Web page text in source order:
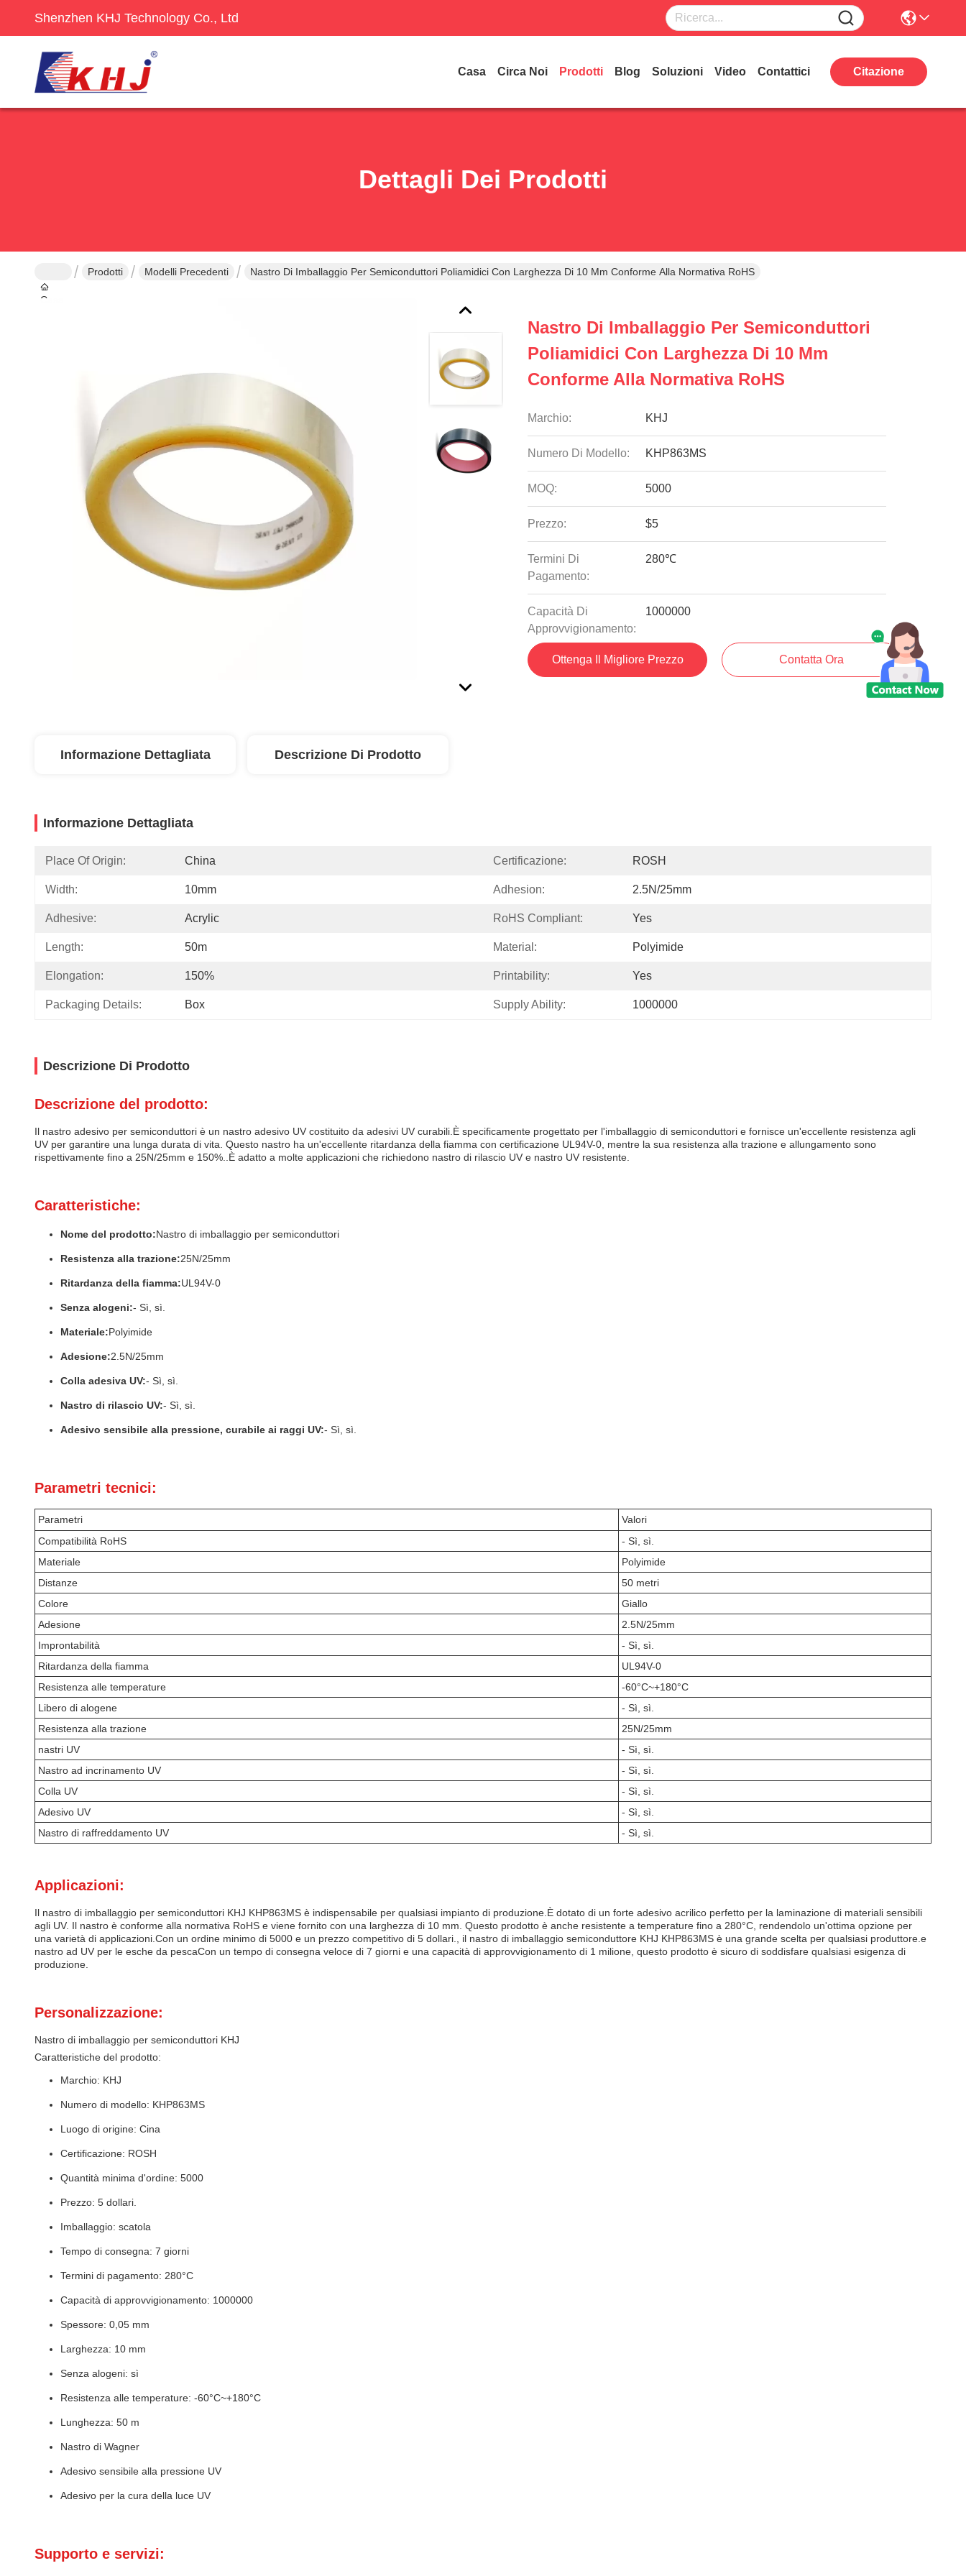
Shenzhen KHJ Technology Co., Ltd
Casa Circa Noi Prodotti Blog Soluzioni Video Contattici Citazione
Dettagli Dei Prodotti
Casa
Prodotti Modelli Precedenti Nastro Di Imballaggio Per Semiconduttori Poliamidici Con Larghezza Di 10 Mm Conforme Alla Normativa RoHS
Nastro Di Imballaggio Per Semiconduttori
Poliamidici Con Larghezza Di 10 Mm
Conforme Alla Normativa RoHS
Marchio: KHJ
Numero Di Modello: KHP863MS
MOQ: 5000
Prezzo: $5
Termini Di
Pagamento:
280℃
Capacità Di
Approvvigionamento:
1000000
Ottenga Il Migliore Prezzo Contatta Ora
Informazione Dettagliata Descrizione Di Prodotto
Informazione Dettagliata
Place Of Origin: China Certificazione: ROSH
Width: 10mm Adhesion: 2.5N/25mm
Adhesive: Acrylic RoHS Compliant: Yes
Length: 50m Material: Polyimide
Elongation: 150% Printability: Yes
Packaging Details: Box Supply Ability: 1000000
Descrizione Di Prodotto
Descrizione del prodotto:
Il nastro adesivo per semiconduttori è un nastro adesivo UV costituito da adesivi UV curabili.È specificamente progettato per l'imballaggio di semiconduttori e fornisce un'eccellente resistenza agli
UV per garantire una lunga durata di vita. Questo nastro ha un'eccellente ritardanza della fiamma con certificazione UL94V-0, mentre la sua resistenza alla trazione e allungamento sono
rispettivamente fino a 25N/25mm e 150%..È adatto a molte applicazioni che richiedono nastro di rilascio UV e nastro UV resistente.
Caratteristiche:
Nome del prodotto:Nastro di imballaggio per semiconduttori
Resistenza alla trazione:25N/25mm
Ritardanza della fiamma:UL94V-0
Senza alogeni:- Sì, sì.
Materiale:Polyimide
Adesione:2.5N/25mm
Colla adesiva UV:- Sì, sì.
Nastro di rilascio UV:- Sì, sì.
Adesivo sensibile alla pressione, curabile ai raggi UV:- Sì, sì.
Parametri tecnici:
Parametri
Valori
Compatibilità RoHS
- Sì, sì.
Materiale
Polyimide
Distanze
50 metri
Colore
Giallo
Adesione
2.5N/25mm
Improntabilità
- Sì, sì.
Ritardanza della fiamma
UL94V-0
Resistenza alle temperature
-60°C~+180°C
Libero di alogene
- Sì, sì.
Resistenza alla trazione
25N/25mm
nastri UV
- Sì, sì.
Nastro ad incrinamento UV
- Sì, sì.
Colla UV
- Sì, sì.
Adesivo UV
- Sì, sì.
Nastro di raffreddamento UV
- Sì, sì.
Applicazioni:
Il nastro di imballaggio per semiconduttori KHJ KHP863MS è indispensabile per qualsiasi impianto di produzione.È dotato di un forte adesivo acrilico perfetto per la laminazione di materiali sensibili
agli UV. Il nastro è conforme alla normativa RoHS e viene fornito con una larghezza di 10 mm. Questo prodotto è anche resistente a temperature fino a 280°C, rendendolo un'ottima opzione per
una varietà di applicazioni.Con un ordine minimo di 5000 e un prezzo competitivo di 5 dollari., il nastro di imballaggio semiconduttore KHJ KHP863MS è una grande scelta per qualsiasi produttore.e
nastro ad UV per le esche da pescaCon un tempo di consegna veloce di 7 giorni e una capacità di approvvigionamento di 1 milione, questo prodotto è sicuro di soddisfare qualsiasi esigenza di
produzione.
Personalizzazione:
Nastro di imballaggio per semiconduttori KHJ
Caratteristiche del prodotto:
Marchio: KHJ
Numero di modello: KHP863MS
Luogo di origine: Cina
Certificazione: ROSH
Quantità minima d'ordine: 5000
Prezzo: 5 dollari.
Imballaggio: scatola
Tempo di consegna: 7 giorni
Termini di pagamento: 280°C
Capacità di approvvigionamento: 1000000
Spessore: 0,05 mm
Larghezza: 10 mm
Senza alogeni: sì
Resistenza alle temperature: -60°C~+180°C
Lunghezza: 50 m
Nastro di Wagner
Adesivo sensibile alla pressione UV
Adesivo per la cura della luce UV
Supporto e servizi: